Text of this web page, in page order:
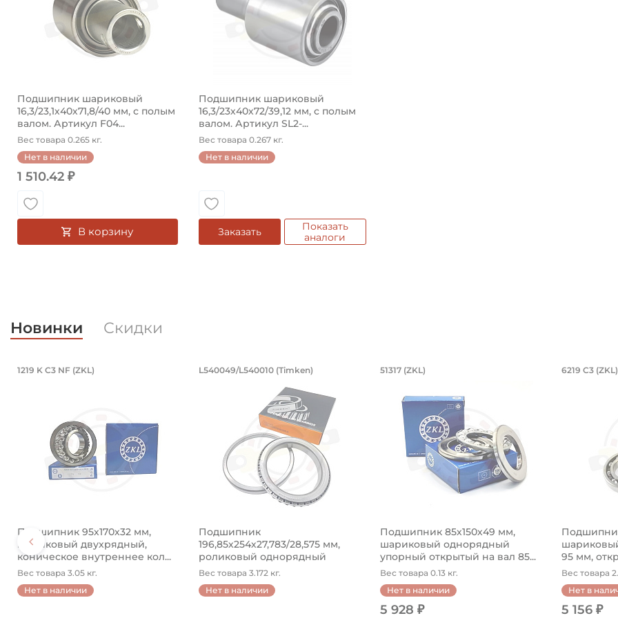
Подшипник шариковый
16,3/23,1х40х71,8/40 мм, с полым
валом. Артикул F04...
Вес товара 0.265 кг.
Нет в наличии
1 510.42 ₽
В корзину
Подшипник шариковый
16,3/23х40х72/39,12 мм, с полым
валом. Артикул SL2-...
Вес товара 0.267 кг.
Нет в наличии
Заказать
Показать
аналоги
Новинки Скидки
Подшипник 95х170х32 мм, шариковый двухрядный, коническое
1219 K C3 NF (ZKL)
Подшипник 95х170х32 мм,
шариковый двухрядный,
коническое внутреннее кол...
Вес товара 3.05 кг.
Нет в наличии
Подшипник 196,85х254х27,783/28,575 мм,
L540049/L540010 (Timken)
Подшипник
196,85х254х27,783/28,575 мм,
роликовый однорядный
конический ...
Вес товара 3.172 кг.
Нет в наличии
Подшипник 85х150х49 мм,
51317 (ZKL)
Подшипник 85х150х49 мм,
шариковый однорядный
упорный открытый на вал 85...
Вес товара 0.13 кг.
Нет в наличии
5 928 ₽
6219 C3 (ZKL)
95 мм,
Вес товара
Нет в
5 156 ₽